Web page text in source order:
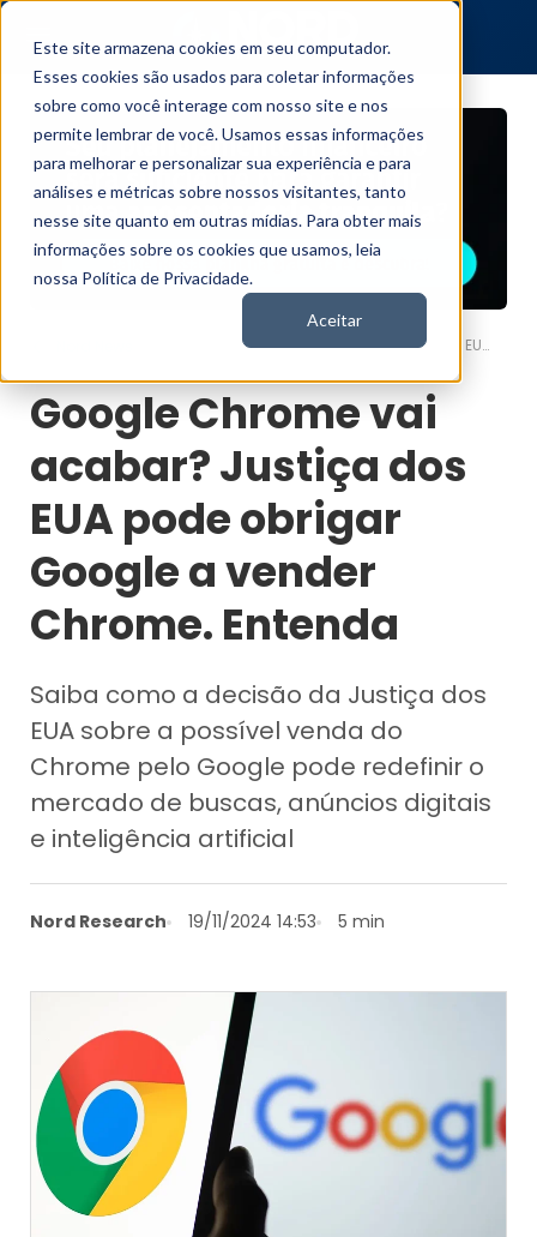
Este site armazena cookies em seu computador.
Esses cookies são usados para coletar informações
sobre como você interage com nosso site e nos
permite lembrar de você. Usamos essas informações
para melhorar e personalizar sua experiência e para
análises e métricas sobre nossos visitantes, tanto
nesse site quanto em outras mídias. Para obter mais
informações sobre os cookies que usamos, leia
nossa Política de Privacidade.
Aceitar
Google Chrome vai acabar? Justiça dos EUA pode obrigar Google a vender Chrome. Entenda
Google Chrome vai
acabar? Justiça dos
EUA pode obrigar
Google a vender
Chrome. Entenda
Saiba como a decisão da Justiça dos
EUA sobre a possível venda do
Chrome pelo Google pode redefinir o
mercado de buscas, anúncios digitais
e inteligência artificial
Nord Research 19/11/2024 14:53 5 min